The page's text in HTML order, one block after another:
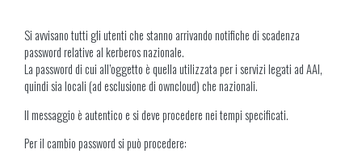
Si avvisano tutti gli utenti che stanno arrivando notifiche di scadenza
password relative al kerberos nazionale.
La password di cui all’oggetto è quella utilizzata per i servizi legati ad AAI,
quindi sia locali (ad esclusione di owncloud) che nazionali.
Il messaggio è autentico e si deve procedere nei tempi specificati.
Per il cambio password si può procedere: